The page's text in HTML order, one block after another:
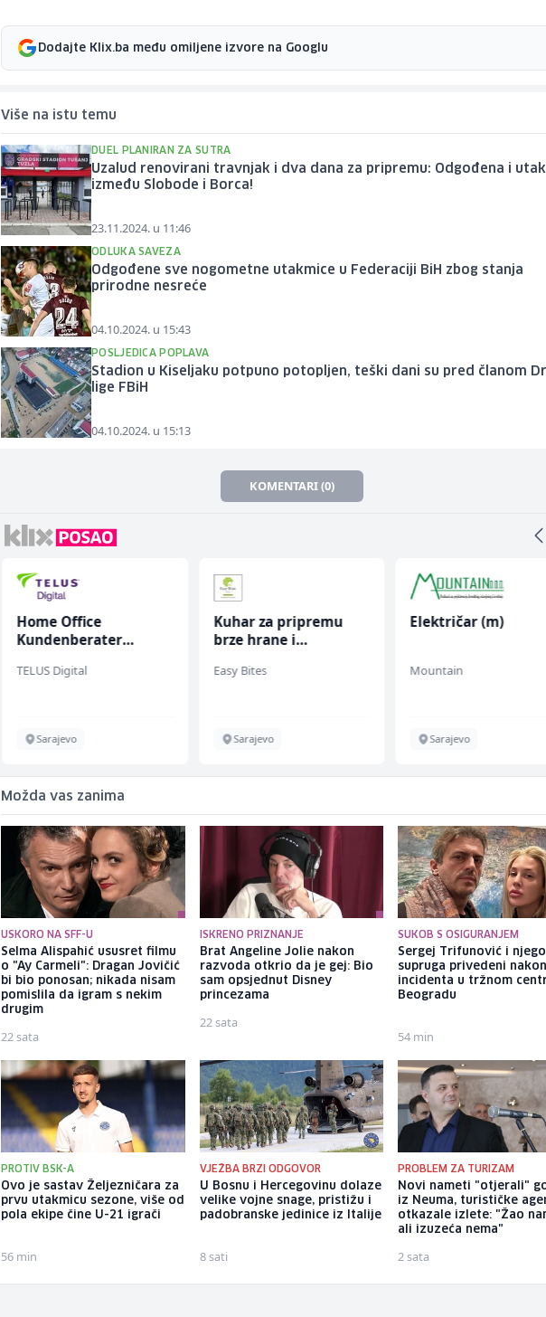
Dodajte Klix.ba među omiljene izvore na Googlu
Više na istu temu
DUEL PLANIRAN ZA SUTRA
Uzalud renovirani travnjak i dva dana za pripremu: Odgođena i
između Slobode i Borca!
23.11.2024. u 11:46
ODLUKA SAVEZA
Odgođene sve nogometne utakmice u Federaciji BiH zbog stanja
prirodne nesreće
04.10.2024. u 15:43
POSLJEDICA POPLAVA
Stadion u Kiseljaku potpuno potopljen, teški dani su pred članom
lige FBiH
04.10.2024. u 15:13
KOMENTARI (0)
Home Office
Kundenberater
TELUS Digital
Sarajevo
Kuhar za pripremu
brze hrane i
ž)
Easy Bites
Sarajevo
Električar (m)
Mountain
Sarajevo
Možda vas zanima
USKORO NA SFF-U
Selma Alispahić ususret filmu
o "Ay Carmeli": Dragan Jovičić
bi bio ponosan; nikada nisam
pomislila da igram s nekim
drugim
22 sata
ISKRENO PRIZNANJE
Brat Angeline Jolie nakon
razvoda otkrio da je gej: Bio
sam opsjednut Disney
princezama
22 sata
SUKOB S OSIGURANJEM
Sergej Trifunović i
supruga privedeni nakon
incidenta u tržnom
Beogradu
54 min
PROTIV BSK-A
Ovo je sastav Željezničara za
prvu utakmicu sezone, više od
pola ekipe čine U-21 igrači
56 min
VJEŽBA BRZI ODGOVOR
U Bosnu i Hercegovinu dolaze
velike vojne snage, pristižu i
padobranske jedinice iz Italije
8 sati
PROBLEM ZA TURIZAM
Novi nameti "otjerali"
iz Neuma, turističke
otkazale izlete: "Žao
ali izuzeća nema"
2 sata